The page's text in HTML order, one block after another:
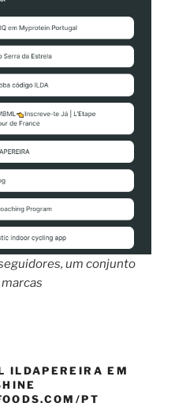
um conjunto
ILDAPEREIRA EM
PT